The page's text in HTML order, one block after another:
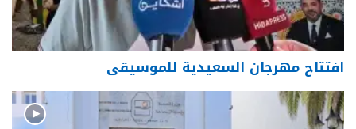
افتتاح مهرجان السعيدية للموسيقى